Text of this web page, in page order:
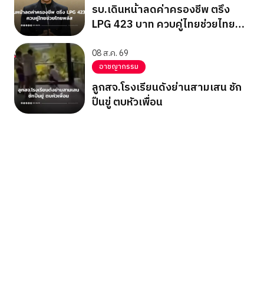
รบ.เดินหน้าลดค่าครองชีพ ตรึง
LPG 423 บาท ควบคู่ไทยช่วยไทย
08 ส.ค. 69
อาชญากรรม
ลูกสจ.โรงเรียนดังย่านสามเสน ชัก
ปืนขู่ ตบหัวเพื่อน